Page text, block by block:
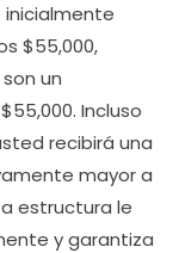
$55,000,
un
Incluso
recibirá una
mayor a
estructura le
y garantiza